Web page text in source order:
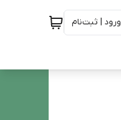
ورود | ثبت‌نام